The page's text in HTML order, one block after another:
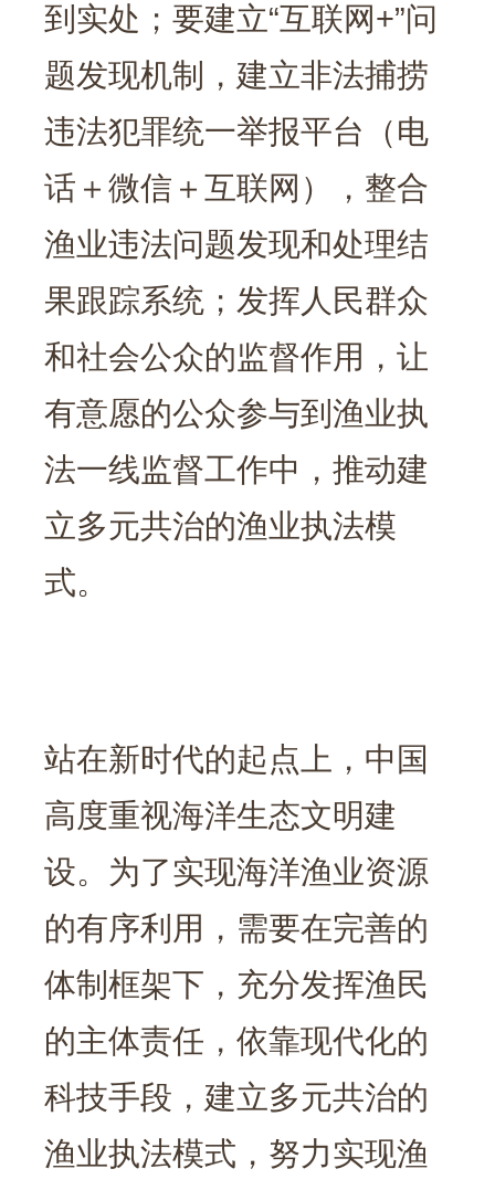
到实处；要建立“互联网+”问
题发现机制，建立非法捕捞
违法犯罪统一举报平台（电
话＋微信＋互联网），整合
渔业违法问题发现和处理结
果跟踪系统；发挥人民群众
和社会公众的监督作用，让
有意愿的公众参与到渔业执
法一线监督工作中，推动建
立多元共治的渔业执法模
式。
站在新时代的起点上，中国
高度重视海洋生态文明建
设。为了实现海洋渔业资源
的有序利用，需要在完善的
体制框架下，充分发挥渔民
的主体责任，依靠现代化的
科技手段，建立多元共治的
渔业执法模式，努力实现渔